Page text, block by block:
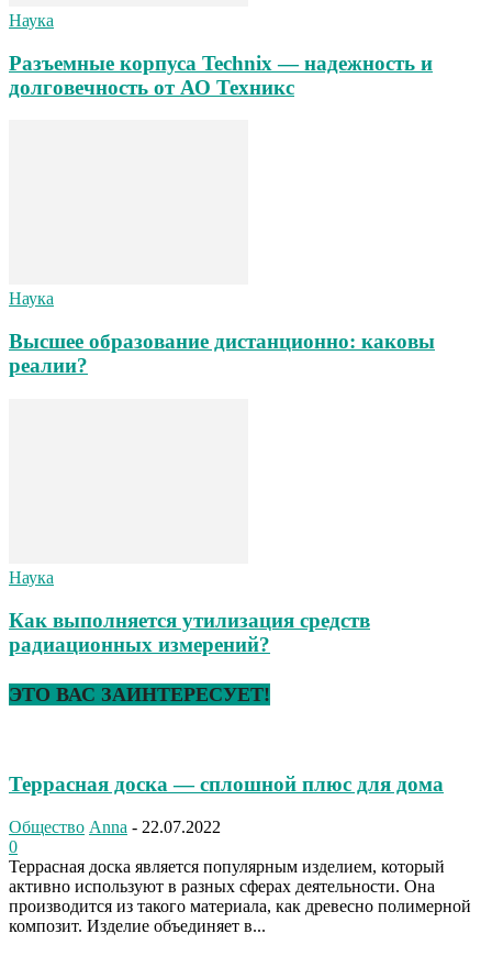
Наука
Разъемные корпуса Technix — надежность и
долговечность от АО Техникс
Наука
Высшее образование дистанционно: каковы
реалии?
Наука
Как выполняется утилизация средств
радиационных измерений?
ЭТО ВАС ЗАИНТЕРЕСУЕТ!
Террасная доска — сплошной плюс для дома
Общество Anna - 22.07.2022
0
Террасная доска является популярным изделием, который
активно используют в разных сферах деятельности. Она
производится из такого материала, как древесно полимерной
композит. Изделие объединяет в...